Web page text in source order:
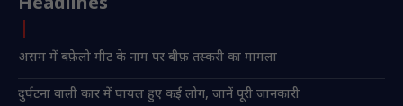
असम में बफ़ेलो मीट के नाम पर बीफ़ तस्करी का मामला
दुर्घटना वाली कार में घायल हुए कई लोग, जानें पूरी जानकारी